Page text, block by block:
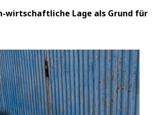
wirtschaftliche Lage als Grund für